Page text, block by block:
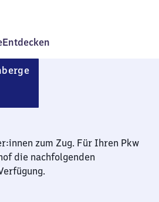
Entdecken
Neustadt
zum Zug. Für Ihren Pkw
die nachfolgenden